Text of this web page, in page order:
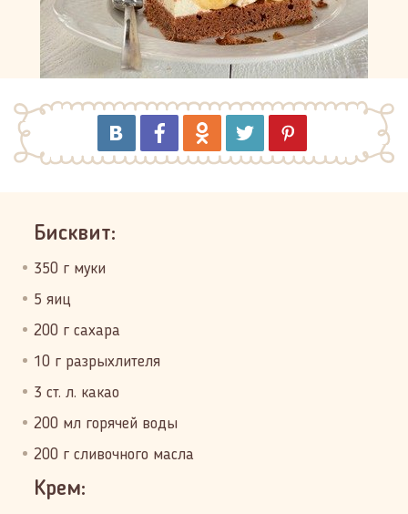
Бисквит:
350 г муки
5 яиц
200 г сахара
10 г разрыхлителя
3 ст. л. какао
200 мл горячей воды
200 г сливочного масла
Крем: